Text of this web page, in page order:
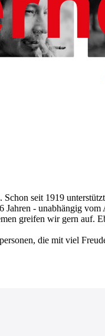
seit 1919
Jahren - unabhängig
greifen wir gern auf.
die mit viel